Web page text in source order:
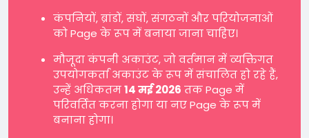
कंपनियों, ब्रांडों, संघों, संगठनों और परियोजनाओं
को Page के रूप में बनाया जाना चाहिए।
मौजूदा कंपनी अकाउंट, जो वर्तमान में व्यक्तिगत
उपयोगकर्ता अकाउंट के रूप में संचालित हो रहे हैं,
उन्हें अधिकतम14 मई 2026 तक Page में
परिवर्तित करना होगा या नए Page के रूप में
बनाना होगा।